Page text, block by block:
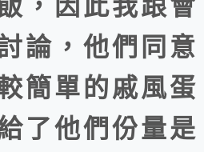
，因此我跟會
論，他們同意
簡單的戚風蛋
了他們份量是